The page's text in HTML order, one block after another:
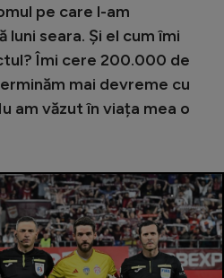
pe care l-am
seara. Și el cum îmi
Îmi cere 200.000 de
mai devreme cu
am văzut în viața mea o